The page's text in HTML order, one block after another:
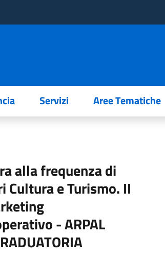
Servizi Aree Tematiche
alla frequenza di
e Turismo. II
- ARPAL